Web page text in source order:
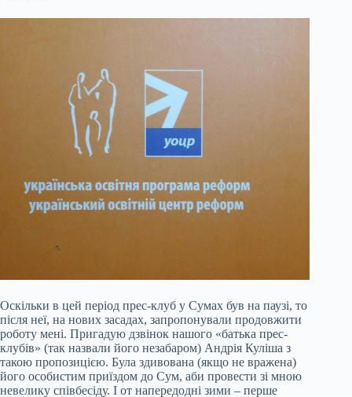
Оскільки в цей період прес-клуб у Сумах був на паузі, то
після неї, на нових засадах, запропонували продовжити
роботу мені. Пригадую дзвінок нашого «батька прес-
клубів» (так назвали його незабаром) Андрія Куліша з
такою пропозицією. Була здивована (якщо не вражена)
його особистим приїздом до Сум, аби провести зі мною
невелику співбесіду. І от напередодні зими – перше